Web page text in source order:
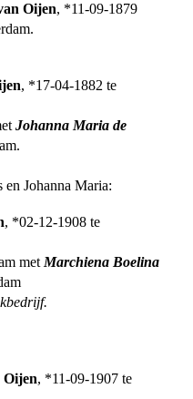
Oijen, *11-09-1879
, *17-04-1882 te
Johanna Maria de
en Johanna Maria:
, *02-12-1908 te
met Marchiena Boelina
Oijen, *11-09-1907 te